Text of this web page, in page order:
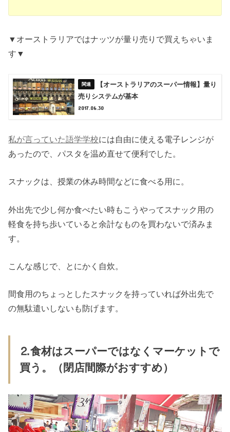
▼オーストラリアではナッツが量り売りで買えちゃいま
す▼
【オーストラリアのスーパー情報】量り
売りシステムが基本
2017.06.30
私が言っていた語学学校には自由に使える電子レンジが
あったので、パスタを温め直せて便利でした。
スナックは、授業の休み時間などに食べる用に。
外出先で少し何か食べたい時もこうやってスナック用の
軽食を持ち歩いていると余計なものを買わないで済みま
す。
こんな感じで、とにかく自炊。
間食用のちょっとしたスナックを持っていれば外出先で
の無駄遣いしないも防げます。
⒉食材はスーパーではなくマーケットで
買う。（閉店間際がおすすめ）